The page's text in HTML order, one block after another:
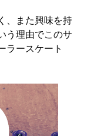
、また興味を持
う理由でこのサ
ラースケート